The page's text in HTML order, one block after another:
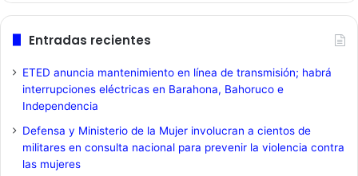
Entradas recientes
ETED anuncia mantenimiento en línea de transmisión; habrá
interrupciones eléctricas en Barahona, Bahoruco e
Independencia
Defensa y Ministerio de la Mujer involucran a cientos de
militares en consulta nacional para prevenir la violencia contra
las mujeres